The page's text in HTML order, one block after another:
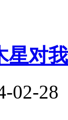
星对
02-28